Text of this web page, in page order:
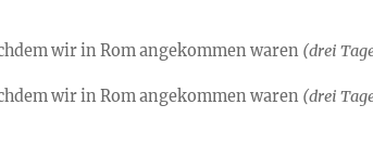
wir in Rom angekommen waren (drei
wir in Rom angekommen waren (drei